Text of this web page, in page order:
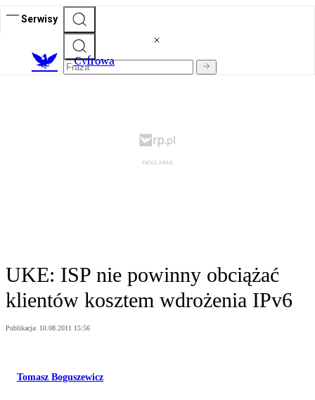
Serwisy
Cyfrowa
UKE: ISP nie powinny obciążać
klientów kosztem wdrożenia IPv6
Publikacja: 10.08.2011 15:56
Tomasz Boguszewicz